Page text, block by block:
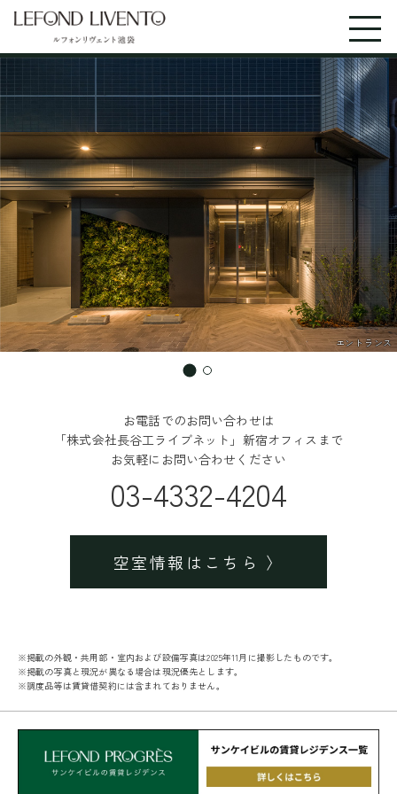
エントランス
外観
お電話でのお問い合わせは
「株式会社長谷工ライブネット」新宿オフィスまで
お気軽にお問い合わせください
03-4332-4204
空室情報はこちら
※掲載の外観・共用部・室内および設備写真は2025年11月に撮影したものです。
※掲載の写真と現況が異なる場合は現況優先とします。
※調度品等は賃貸借契約には含まれておりません。